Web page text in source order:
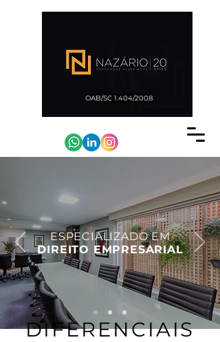
OAB/SC 1.404/2008
ESPECIALIZADOEM
DIREITO EMPRESARIAL
DIFERENCIAIS